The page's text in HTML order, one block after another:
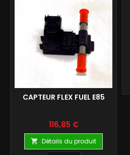
CAPTEUR FLEX FUEL E85
Prix
116,85 €
 Détails du produit